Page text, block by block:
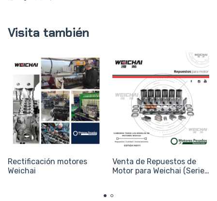
Visita también
Rectificación motores
Weichai
Venta de Repuestos de
Motor para Weichai (Series